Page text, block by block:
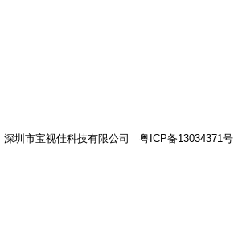
圳市宝视佳科技有限公司 粤ICP备13034371号